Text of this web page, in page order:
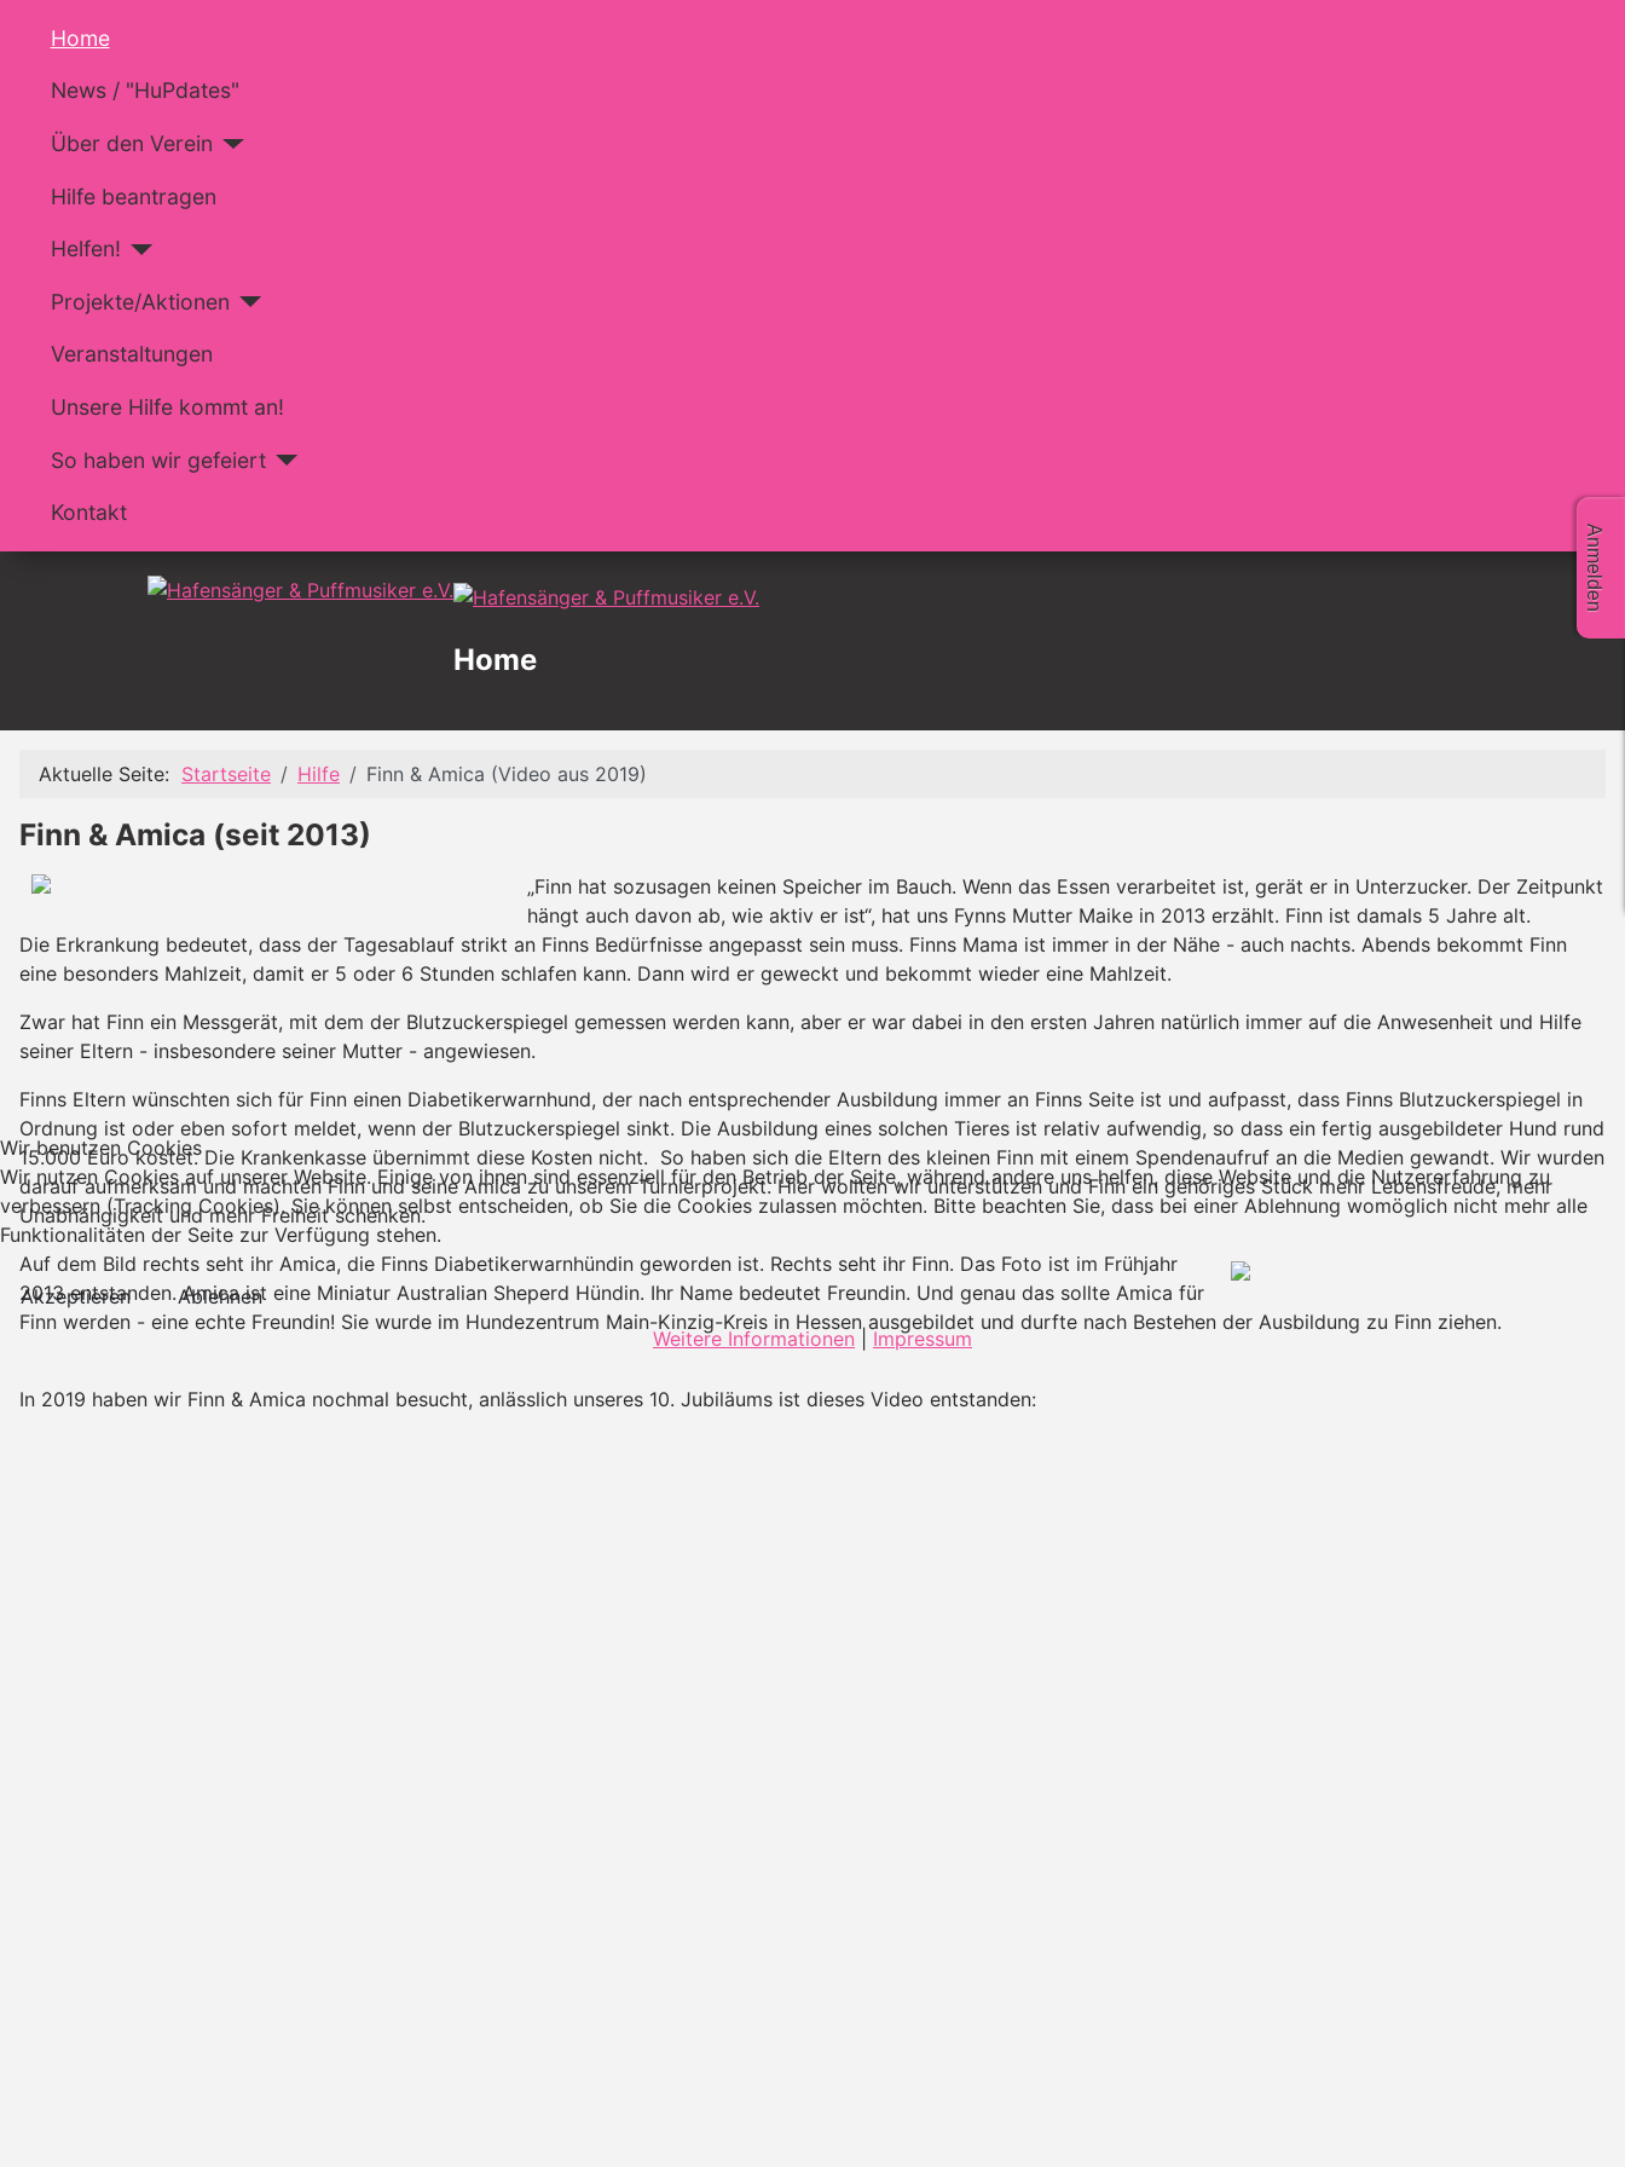
Home
News / "HuPdates"
Über den Verein
Hilfe beantragen
Helfen!
Projekte/Aktionen
Veranstaltungen
Unsere Hilfe kommt an!
So haben wir gefeiert
Kontakt
Home
Aktuelle Seite: Startseite Hilfe Finn & Amica (Video aus 2019)
Finn & Amica (seit 2013)
„Finn hat sozusagen keinen Speicher im Bauch. Wenn das Essen verarbeitet ist, gerät er in Unterzucker. Der Zeitpunkt
hängt auch davon ab, wie aktiv er ist“, hat uns Fynns Mutter Maike in 2013 erzählt. Finn ist damals 5 Jahre alt.
Die Erkrankung bedeutet, dass der Tagesablauf strikt an Finns Bedürfnisse angepasst sein muss. Finns Mama ist immer in der Nähe - auch nachts. Abends bekommt Finn
eine besonders Mahlzeit, damit er 5 oder 6 Stunden schlafen kann. Dann wird er geweckt und bekommt wieder eine Mahlzeit.
Zwar hat Finn ein Messgerät, mit dem der Blutzuckerspiegel gemessen werden kann, aber er war dabei in den ersten Jahren natürlich immer auf die Anwesenheit und Hilfe
seiner Eltern - insbesondere seiner Mutter - angewiesen.
Finns Eltern wünschten sich für Finn einen Diabetikerwarnhund, der nach entsprechender Ausbildung immer an Finns Seite ist und aufpasst, dass Finns Blutzuckerspiegel in
Ordnung ist oder eben sofort meldet, wenn der Blutzuckerspiegel sinkt. Die Ausbildung eines solchen Tieres ist relativ aufwendig, so dass ein fertig ausgebildeter Hund rund
15.000 Euro kostet. Die Krankenkasse übernimmt diese Kosten nicht. So haben sich die Eltern des kleinen Finn mit einem Spendenaufruf an die Medien gewandt. Wir wurden
darauf aufmerksam und machten Finn und seine Amica zu unserem Turnierprojekt. Hier wollten wir unterstützen und Finn ein gehöriges Stück mehr Lebensfreude, mehr
Unabhängigkeit und mehr Freiheit schenken.
Auf dem Bild rechts seht ihr Amica, die Finns Diabetikerwarnhündin geworden ist. Rechts seht ihr Finn. Das Foto ist im Frühjahr
2013 entstanden. Amica ist eine Miniatur Australian Sheperd Hündin. Ihr Name bedeutet Freundin. Und genau das sollte Amica für
Finn werden - eine echte Freundin! Sie wurde im Hundezentrum Main-Kinzig-Kreis in Hessen ausgebildet und durfte nach Bestehen der Ausbildung zu Finn ziehen.
In 2019 haben wir Finn & Amica nochmal besucht, anlässlich unseres 10. Jubiläums ist dieses Video entstanden:
Wir benutzen Cookies
Wir nutzen Cookies auf unserer Website. Einige von ihnen sind essenziell für den Betrieb der Seite, während andere uns helfen, diese Website und die Nutzererfahrung zu
verbessern (Tracking Cookies). Sie können selbst entscheiden, ob Sie die Cookies zulassen möchten. Bitte beachten Sie, dass bei einer Ablehnung womöglich nicht mehr alle
Funktionalitäten der Seite zur Verfügung stehen.
Akzeptieren
Ablehnen
Weitere Informationen |Impressum
Anmelden